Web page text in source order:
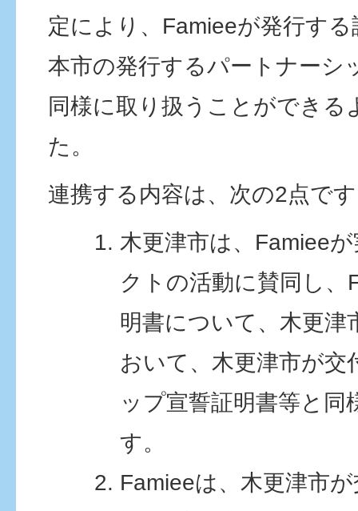
定により、Famieeが発行す
本市の発行するパートナーシ
同様に取り扱うことができる
た。
連携する内容は、次の2点で
木更津市は、Famiee
クトの活動に賛同し、
明書について、木更津
おいて、木更津市が交
ップ宣誓証明書等と
す。
Famieeは、木更津市